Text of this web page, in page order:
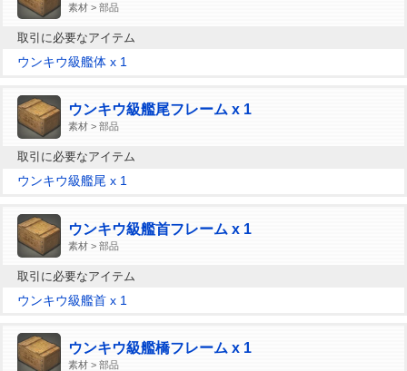
素材 > 部品
取引に必要なアイテム
ウンキウ級艦体 x 1
ウンキウ級艦尾フレーム x 1
素材 > 部品
取引に必要なアイテム
ウンキウ級艦尾 x 1
ウンキウ級艦首フレーム x 1
素材 > 部品
取引に必要なアイテム
ウンキウ級艦首 x 1
ウンキウ級艦橋フレーム x 1
素材 > 部品